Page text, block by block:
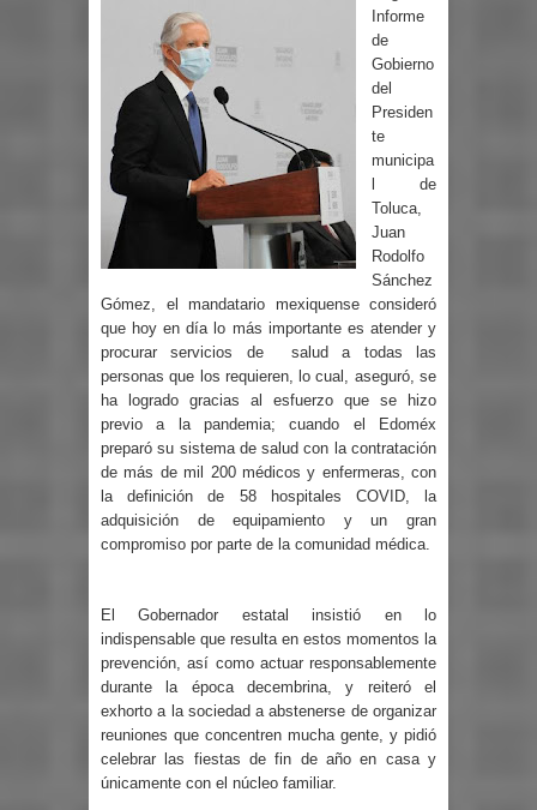
Informe
de
Gobierno
del
Presiden
te
municipa
l de
Toluca,
Juan
Rodolfo
Sánchez
Gómez, el mandatario mexiquense consideró
que hoy en día lo más importante es atender y
procurar servicios de salud a todas las
personas que los requieren, lo cual, aseguró, se
ha logrado gracias al esfuerzo que se hizo
previo a la pandemia; cuando el Edoméx
preparó su sistema de salud con la contratación
de más de mil 200 médicos y enfermeras, con
la definición de 58 hospitales COVID, la
adquisición de equipamiento y un gran
compromiso por parte de la comunidad médica.
El Gobernador estatal insistió en lo
indispensable que resulta en estos momentos la
prevención, así como actuar responsablemente
durante la época decembrina, y reiteró el
exhorto a la sociedad a abstenerse de organizar
reuniones que concentren mucha gente, y pidió
celebrar las fiestas de fin de año en casa y
únicamente con el núcleo familiar.